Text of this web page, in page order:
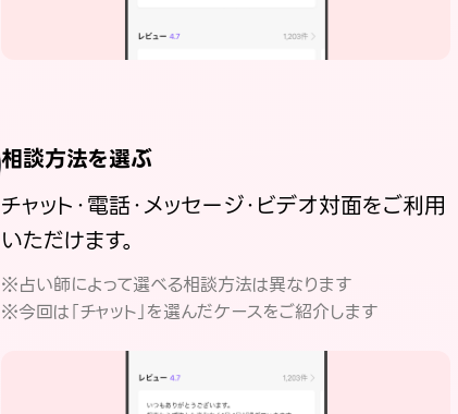
相談方法を選ぶ
チャット・電話・メッセージ・ビデオ対面をご利用
いただけます。
※占い師によって選べる相談方法は異なります
※今回は「チャット」を選んだケースをご紹介します